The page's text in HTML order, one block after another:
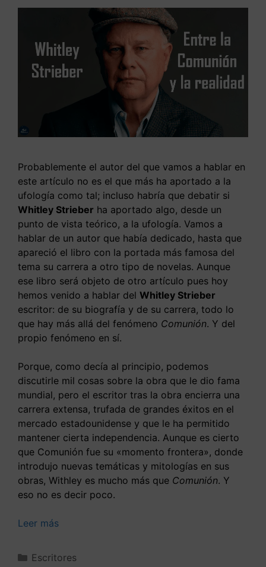
Probablemente el autor del que vamos a hablar en
este artículo no es el que más ha aportado a la
ufología como tal; incluso habría que debatir si
Whitley Strieber ha aportado algo, desde un
punto de vista teórico, a la ufología. Vamos a
hablar de un autor que había dedicado, hasta que
apareció el libro con la portada más famosa del
tema su carrera a otro tipo de novelas. Aunque
ese libro será objeto de otro artículo pues hoy
hemos venido a hablar del Whitley Strieber
escritor: de su biografía y de su carrera, todo lo
que hay más allá del fenómeno Comunión. Y del
propio fenómeno en sí.
Porque, como decía al principio, podemos
discutirle mil cosas sobre la obra que le dio fama
mundial, pero el escritor tras la obra encierra una
carrera extensa, trufada de grandes éxitos en el
mercado estadounidense y que le ha permitido
mantener cierta independencia. Aunque es cierto
que Comunión fue su «momento frontera», donde
introdujo nuevas temáticas y mitologías en sus
obras, Withley es mucho más que Comunión. Y
eso no es decir poco.
Leer más
Escritores